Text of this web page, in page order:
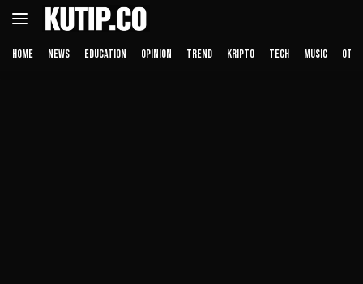
Langsung
HOME NEWS EDUCATION OPINION TREND KRIPTO TECH MUSIC